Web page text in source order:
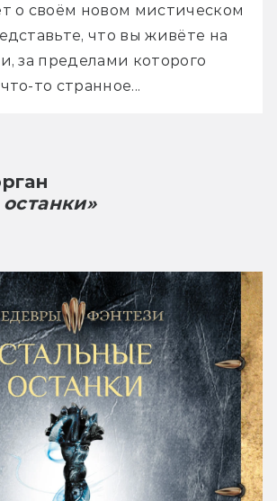
о своём новом мистическом
что вы живёте на
за пределами которого
то странное...